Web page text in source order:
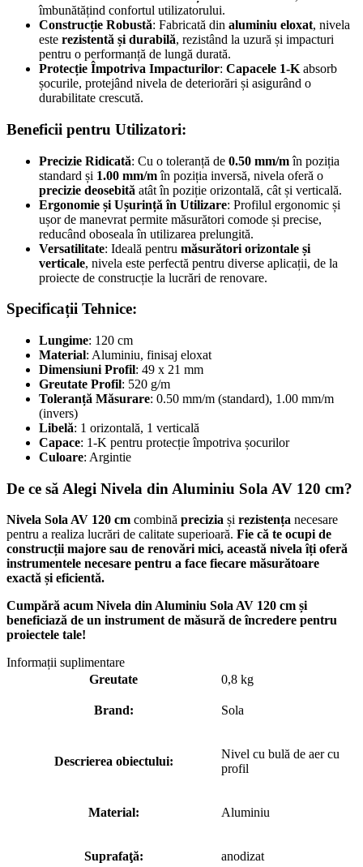
îmbunătățind confortul utilizatorului.
Construcție Robustă: Fabricată din aluminiu eloxat, nivela
este rezistentă și durabilă, rezistând la uzură și impacturi
pentru o performanță de lungă durată.
Protecție Împotriva Impacturilor: Capacele 1-K absorb
șocurile, protejând nivela de deteriorări și asigurând o
durabilitate crescută.
Beneficii pentru Utilizatori:
Precizie Ridicată: Cu o toleranță de 0.50 mm/mîn poziția
standard și 1.00 mm/mîn poziția inversă, nivela oferă o
precizie deosebită atât în poziție orizontală, cât și verticală.
Ergonomie și Ușurință în Utilizare: Profilul ergonomic și
ușor de manevrat permite măsurători comode și precise,
reducând oboseala în utilizarea prelungită.
Versatilitate: Ideală pentru măsurători orizontale și
verticale, nivela este perfectă pentru diverse aplicații, de la
proiecte de construcție la lucrări de renovare.
Specificații Tehnice:
Lungime: 120 cm
Material: Aluminiu, finisaj eloxat
Dimensiuni Profil: 49 x 21 mm
Greutate Profil: 520 g/m
Toleranță Măsurare: 0.50 mm/m (standard), 1.00 mm/m
(invers)
Libelă: 1 orizontală, 1 verticală
Capace: 1-K pentru protecție împotriva șocurilor
Culoare: Argintie
De ce să Alegi Nivela din Aluminiu Sola AV 120 cm?
Nivela Sola AV 120 cm combină precizia și rezistența necesare
pentru a realiza lucrări de calitate superioară. Fie că te ocupi de
construcții majore sau de renovări mici, această nivela îți oferă
instrumentele necesare pentru a face fiecare măsurătoare
exactă și eficientă.
Cumpără acum Nivela din Aluminiu Sola AV 120 cm și
beneficiază de un instrument de măsură de încredere pentru
proiectele tale!
Informații suplimentare
Greutate
0,8 kg
Brand: Sola
Descrierea obiectului:
Nivel cu bulă de aer cu
profil
Material: Aluminiu
Suprafaţă: anodizat